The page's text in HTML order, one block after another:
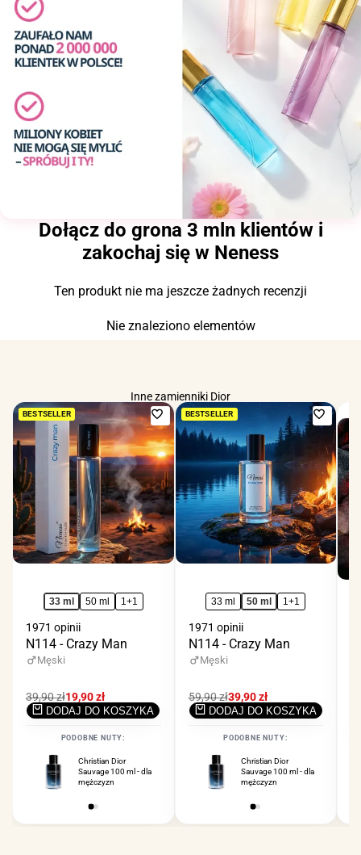
Dołącz do grona 3 mln klientów i
zakochaj się w Neness
Ten produkt nie ma jeszcze żadnych recenzji
Nie znaleziono elementów
Inne zamienniki Dior
BESTSELLER
Dodaj
do
ulubionych
33 ml 50 ml 1+1
1971 opinii
N114 - Crazy Man
Męski
Cena
regularna
39,90 złCena
promocyjna
19,90 zł
DODAJ DO KOSZYKA
PODOBNE NUTY:
Christian Dior
Sauvage 100 ml - dla
mężczyzn
Ferrari Scuderia Black
125 ml - dla
mężczyzn
BESTSELLER
Dodaj
do
33 ml 50 ml 1+1
1971 opinii
N114 - Crazy Man
Męski
Cena
regularna
59,90 złCena
promocyjna
39,90 zł
DODAJ DO KOSZYKA
PODOBNE NUTY:
Christian Dior
Sauvage 100 ml - dla
mężczyzn